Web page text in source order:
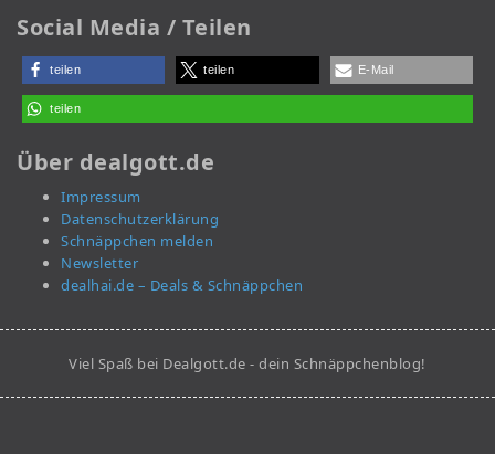
Social Media / Teilen
teilen teilen E-Mail
teilen
Über dealgott.de
Impressum
Datenschutzerklärung
Schnäppchen melden
Newsletter
dealhai.de – Deals & Schnäppchen
Viel Spaß bei Dealgott.de - dein Schnäppchenblog!